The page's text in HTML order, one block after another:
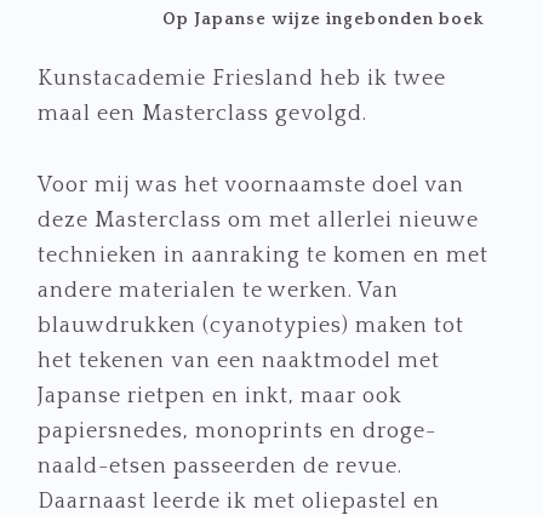
Op Japanse wijze ingebonden boek
Kunstacademie Friesland heb ik twee
maal een Masterclass gevolgd.
Voor mij was het voornaamste doel van
deze Masterclass om met allerlei nieuwe
technieken in aanraking te komen en met
andere materialen te werken. Van
blauwdrukken (cyanotypies) maken tot
het tekenen van een naaktmodel met
Japanse rietpen en inkt, maar ook
papiersnedes, monoprints en droge-
naald-etsen passeerden de revue.
Daarnaast leerde ik met oliepastel en